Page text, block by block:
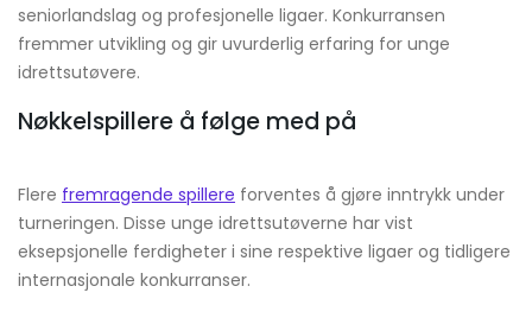
seniorlandslag og profesjonelle ligaer. Konkurransen
fremmer utvikling og gir uvurderlig erfaring for unge
idrettsutøvere.
Nøkkelspillere å følge med på
Flere fremragende spillere forventes å gjøre inntrykk under
turneringen. Disse unge idrettsutøverne har vist
eksepsjonelle ferdigheter i sine respektive ligaer og tidligere
internasjonale konkurranser.